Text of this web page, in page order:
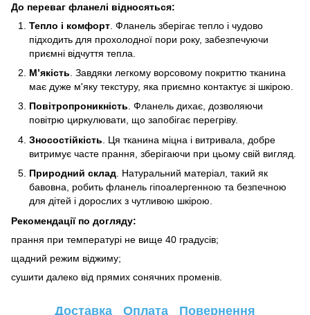
До переваг фланелі відносяться:
Тепло і комфорт . Фланель зберігає тепло і чудово
підходить для прохолодної пори року, забезпечуючи
приємні відчуття тепла.
М’якість . Завдяки легкому ворсовому покриттю тканина
має дуже м'яку текстуру, яка приємно контактує зі шкірою.
Повітропроникність. Фланель дихає, дозволяючи
повітрю циркулювати, що запобігає перегріву.
Зносостійкість . Ця тканина міцна і витривала, добре
витримує часте прання, зберігаючи при цьому свій вигляд.
Природний склад . Натуральний матеріал, такий як
бавовна, робить фланель гіпоалергенною та безпечною
для дітей і дорослих з чутливою шкірою.
Рекомендації по догляду:
прання при температурі не вище 40 градусів;
щадний режим віджиму;
сушити далеко від прямих сонячних променів.
Доставка Оплата Повернення